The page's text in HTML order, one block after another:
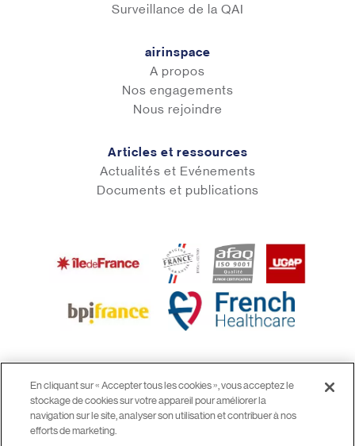
Surveillance de la QAI
airinspace
A propos
Nos engagements
Nous rejoindre
Articles et ressources
Actualités et Evénements
Documents et publications
© 2026 airinspace
En cliquant sur « Accepter tous les cookies », vous acceptez le
stockage de cookies sur votre appareil pour améliorer la
navigation sur le site, analyser son utilisation et contribuer à nos
efforts de marketing.